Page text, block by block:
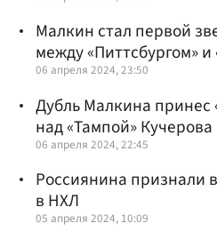
Малкин стал первой
между «Питтсбургом»
06 апреля 2024, 23:50
Дубль Малкина принес
над «Тампой» Кучерова
06 апреля 2024, 22:45
Россиянина признали
в НХЛ
05 апреля 2024, 10:09